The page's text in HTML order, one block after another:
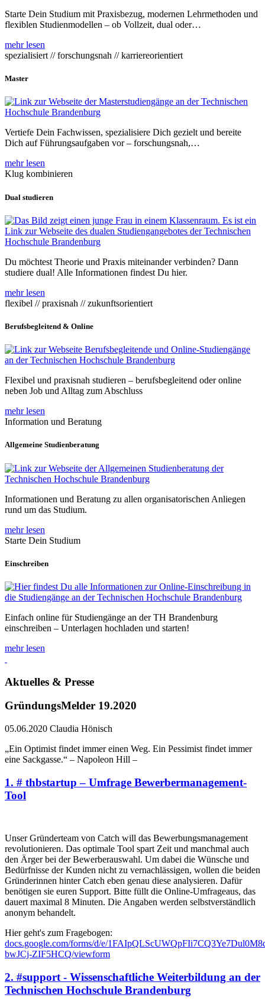
Starte Dein Studium mit Praxisbezug, modernen Lehrmethoden und
flexiblen Studienmodellen – ob Vollzeit, dual oder…
mehr lesen
spezialisiert // forschungsnah // karriereorientiert
Master
Vertiefe Dein Fachwissen, spezialisiere Dich gezielt und bereite
Dich auf Führungsaufgaben vor – forschungsnah,…
mehr lesen
Klug kombinieren
Dual studieren
Du möchtest Theorie und Praxis miteinander verbinden? Dann
studiere dual! Alle Informationen findest Du hier.
mehr lesen
flexibel // praxisnah // zukunftsorientiert
Berufsbegleitend & Online
Flexibel und praxisnah studieren – berufsbegleitend oder online
neben Job und Alltag zum Abschluss
mehr lesen
Information und Beratung
Allgemeine Studienberatung
Informationen und Beratung zu allen organisatorischen Anliegen
rund um das Studium.
mehr lesen
Starte Dein Studium
Einschreiben
Einfach online für Studiengänge an der TH Brandenburg
einschreiben – Unterlagen hochladen und starten!
mehr lesen
Aktuelles & Presse
GründungsMelder 19.2020
05.06.2020 Claudia Hönisch
„Ein Optimist findet immer einen Weg. Ein Pessimist findet immer
eine Sackgasse.“ – Napoleon Hill –
1. # thbstartup – Umfrage Bewerbermanagement-
Tool
Unser Gründerteam von Catch will das Bewerbungsmanagement
revolutionieren. Das optimale Tool spart Zeit und manchmal auch
den Ärger bei der Bewerberauswahl. Um dabei die Wünsche und
Bedürfnisse der Kunden nicht zu vernachlässigen, wollen die beiden
Gründerinnen hinter Catch eben genau diese analysieren. Dafür
benötigen sie euren Support. Bitte füllt die Online-Umfrageaus, das
dauert maximal 8 Minuten. Die Angaben werden selbstverständlich
anonym behandelt.
Hier geht's zum Fragebogen:
docs.google.com/forms/d/e/
bwJCj-ZIF5HCQ/viewform
2. #support - Wissenschaftliche Weiterbildung an der
Technischen Hochschule Brandenburg